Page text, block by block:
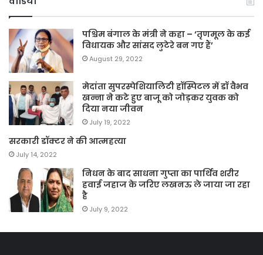
पश्चिम बंगाल के मंत्री ने कहा – ‘तृणमूल के कई
विधायक और सांसद लुटेरे बन गए हैं’
August 29, 2022
मेदांता सुपरस्पेशियालिटी हॉस्पिटल में डॉ वैभव
खन्ना ने कटे हुए बाजू को जोड़कर युवक को
दिया नया जीवन
July 19, 2022
सरकारी डॉक्टर ने की आत्महत्या
July 14, 2022
निधन के बाद साधना गुप्ता का पार्थिव शरीर
हवाई जहाज के जरिए लखनऊ ले जाया जा रहा
है
July 9, 2022